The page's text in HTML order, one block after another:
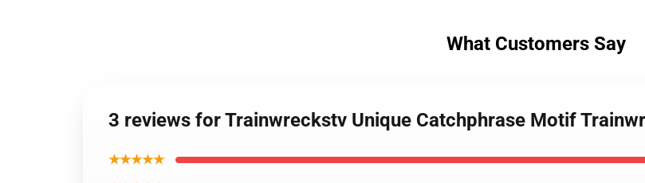
What Customers Say
3 reviews for Trainwreckstv Unique Catchphrase Motif
★★★★★